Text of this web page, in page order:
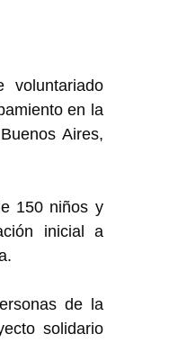
en la
Aires,
150 niños y
inicial a
de la
solidario